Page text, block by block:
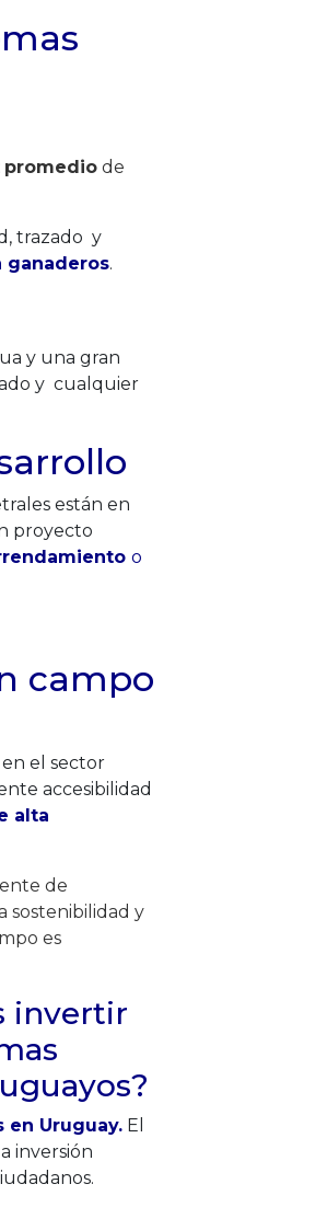
promedio de
trazado y
ganaderos.
y una gran
y cualquier
están en
proyecto
o
campo
en el sector
accesibilidad
alta
de
sostenibilidad y
es
invertir
Uruguay. El
inversión